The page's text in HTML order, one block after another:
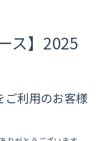
ス】2025
ご利用のお客様